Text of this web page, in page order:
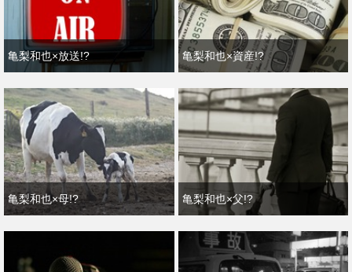
亀梨和也×放送!? 亀梨和也×資産!?
亀梨和也×母!? 亀梨和也×父!?